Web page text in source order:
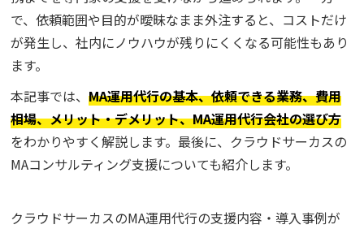
で、依頼範囲や目的が曖昧なまま外注すると、コストだけ
が発生し、社内にノウハウが残りにくくなる可能性もあり
ます。
本記事では、MA運用代行の基本、依頼できる業務、費用
相場、メリット・デメリット、MA運用代行会社の選び方
をわかりやすく解説します。最後に、クラウドサーカスの
MAコンサルティング支援についても紹介します。
クラウドサーカスのMA運用代行の支援内容・導入事例が